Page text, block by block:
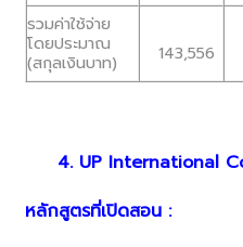
รวมค่าใช้จ่าย
โดยประมาณ
(สกุลเงินบาท)
143,556
4. UP International
หลักสูตรที่เปิดสอน :